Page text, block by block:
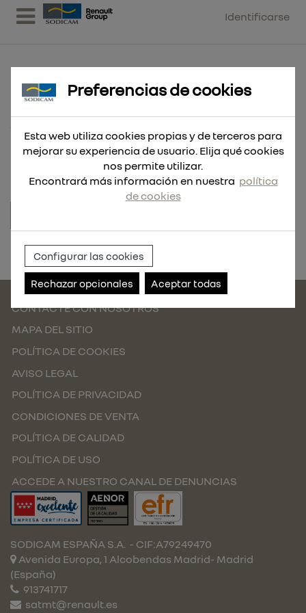
Identificarse
ABRAZ. PESADA 25-40
25 UND
Referencia:254432-25
CONTACTE CON NOSOTROS
MAPA DEL SITIO
POLÍTICA DE COOKIES
AVISO LEGAL
POLÍTICA DE PRIVACIDAD
CONDICIONES DE VENTA
POLÍTICA DE CALIDAD
POLÍTICA DE USO
ACCEDE A NUESTRO CANAL DE DENUNCIAS
SODICAM ESPAÑA S.A. - CIF:A79249470
Avenida Europa, 1 Alcobendas Madrid- Madrid
(España)
913741717
satmt@renault.es
Preferencias de cookies
Esta web utiliza cookies propias y de terceros para
mejorar su experiencia de usuario. Elija qué cookies
nos permite utilizar.
Encontrará más información en nuestra política
de cookies
Configurar las cookies
Rechazar opcionales Aceptar todas